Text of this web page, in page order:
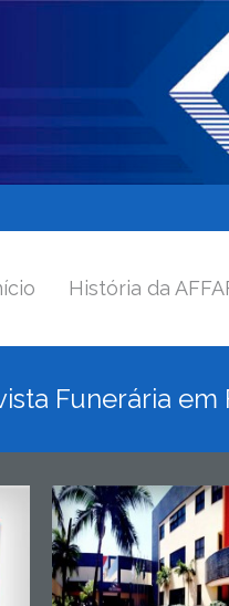
História da
Funerária em